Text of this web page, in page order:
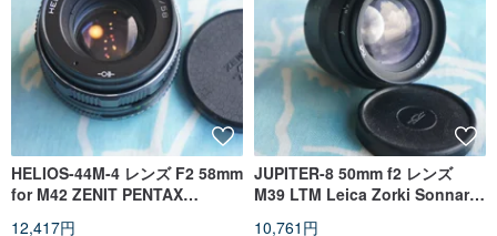
HELIOS-44M-4 レンズ F2 58mm
for M42 ZENIT PENTAX
12,417円
JUPITER-8 50mm f2 レンズ
M39 LTM Leica Zorki Sonnar
10,761円